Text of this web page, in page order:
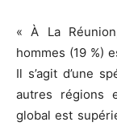
« À La
hommes (19 %)
Il s’agit d’une
autres régions
global est